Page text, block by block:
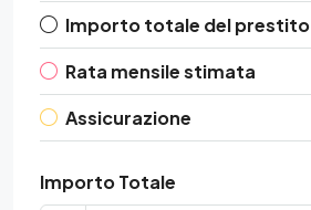
Importo totale del prestito
Rata mensile stimata
Assicurazione
Importo Totale